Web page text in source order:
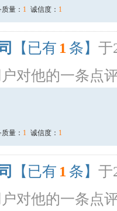
量： 1 诚信度： 1
【已有 1 条】 于
户对他的一条点
量： 1 诚信度： 1
【已有 1 条】 于
户对他的一条点